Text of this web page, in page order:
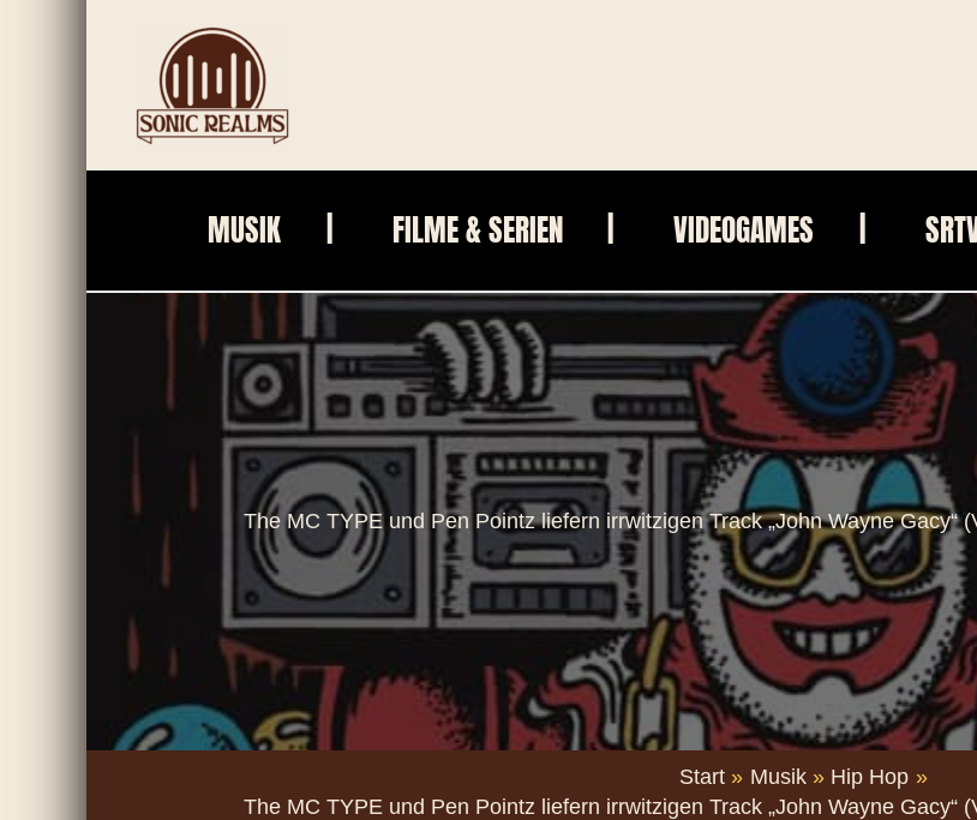
MUSIK FILME & SERIEN VIDEOGAMES
The MC TYPE und Pen Pointz liefern irrwitzigen Track „John Wayne Gacy“
Start Musik
Hip Hop
The MC TYPE und Pen Pointz liefern irrwitzigen Track „John Wayne Gacy“